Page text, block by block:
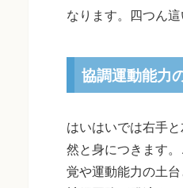
なります。四つん
協調運動能力
はいはいでは右手
然と身につきます
覚や運動能力の土台